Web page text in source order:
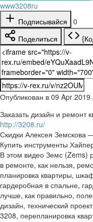
www3208ru
Подписывайся
0
Поделиться
Опубликован в 09 Apr 2019
Заказать дизайн и ремонт
http://3208.ru/
Скидки Алексея Земскова
Купить инструменты
В этом видео Земс (Zems)
в ремонте, как нельзя,
планировка квартиры,
гардеробная в спальне,
лучше, как правильно,
дизайн, технический
3208, перепланировка